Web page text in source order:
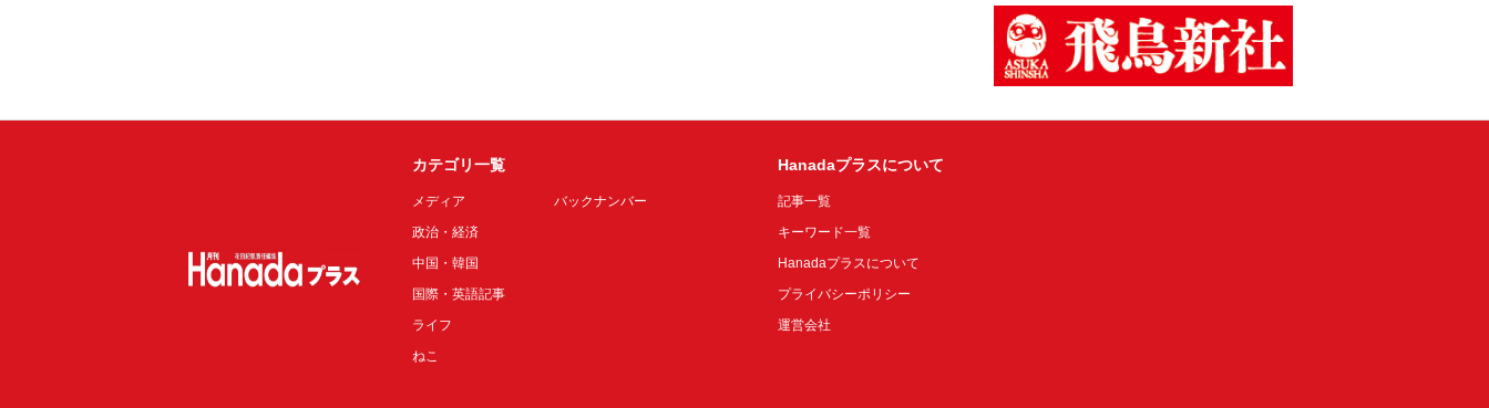
カテゴリ一覧
メディア
政治・経済
中国・韓国
国際・英語記事
ライフ
ねこ
バックナンバー
Hanadaプラスについて
記事一覧
キーワード一覧
Hanadaプラスについて
プライバシーポリシー
運営会社